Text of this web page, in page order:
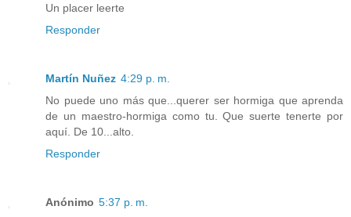
Un placer leerte
Responder
Martín Nuñez 4:29 p. m.
No puede uno más que...querer ser hormiga que aprenda
de un maestro-hormiga como tu. Que suerte tenerte por
aquí. De 10...alto.
Responder
Anónimo 5:37 p. m.